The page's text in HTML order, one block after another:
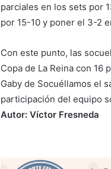
parciales en los sets por
por 15-10 y poner el 3-2
Con este punto, las
Copa de La Reina con 16
Gaby de Socuéllamos el
participación del equipo
Autor: Víctor Fresneda